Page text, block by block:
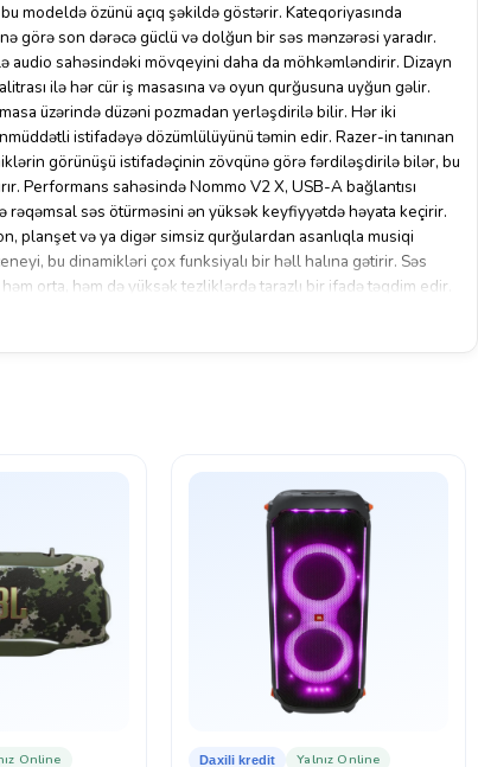
modeldə özünü açıq şəkildə göstərir. Kateqoriyasında
görə son dərəcə güclü və dolğun bir səs mənzərəsi yaradır.
audio sahəsindəki mövqeyini daha da möhkəmləndirir. Dizayn
ilə hər cür iş masasına və oyun qurğusuna uyğun gəlir.
üzərində düzəni pozmadan yerləşdirilə bilir. Hər iki
istifadəyə dözümlülüyünü təmin edir. Razer-in tanınan
görünüşü istifadəçinin zövqünə görə fərdiləşdirilə bilər, bu
Performans sahəsində Nommo V2 X, USB-A bağlantısı
rəqəmsal səs ötürməsini ən yüksək keyfiyyətdə həyata keçirir.
planşet və ya digər simsiz qurğulardan asanlıqla musiqi
bu dinamikləri çox funksiyalı bir həll halına gətirir. Səs
orta, həm də yüksək tezliklərdə tarazlı bir ifadə təqdim edir.
X oyun zamanı mühitin səslərini daha canlı şəkildə çatdırır,
olur. Film və seriallara baxarkən dialoqlar və effektlər
Online Daxili kredit Yalnız Online